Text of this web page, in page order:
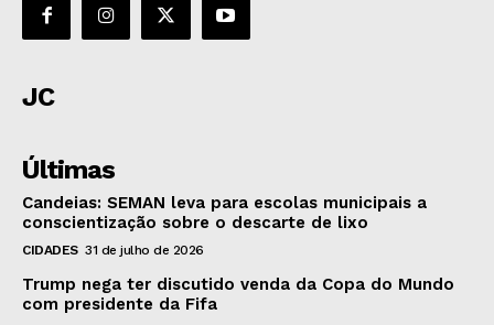
JC
Últimas
Candeias: SEMAN leva para escolas municipais a
conscientização sobre o descarte de lixo
CIDADES 31 de julho de 2026
Trump nega ter discutido venda da Copa do Mundo
com presidente da Fifa